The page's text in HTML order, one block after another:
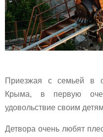
Приезжая с семьей в
Крыма, в первую
удовольствие своим
Детвора очень любят